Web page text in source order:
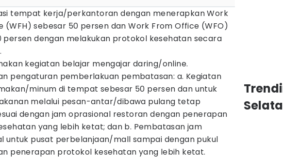
tempat kerja/perkantoran dengan menerapkan Work
(WFH) sebesar 50 persen dan Work From Office (WFO)
persen dengan melakukan protokol kesehatan secara
kegiatan belajar mengajar daring/online.
pengaturan pemberlakuan pembatasan: a. Kegiatan
minum di tempat sebesar 50 persen dan untuk
melalui pesan-antar/dibawa pulang tetap
dengan jam oprasional restoran dengan penerapan
yang lebih ketat; dan b. Pembatasan jam
untuk pusat perbelanjaan/mall sampai dengan pukul
penerapan protokol kesehatan yang lebih ketat.